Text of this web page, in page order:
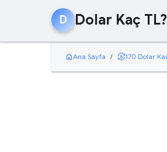
D Dolar Kaç TL?
homeAna Sayfa / currency_exchange170 Dolar